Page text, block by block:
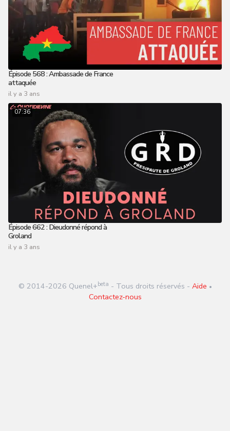
Épisode 568 : Ambassade de France
attaquée
il y a 3 ans
07:36
Épisode 662 : Dieudonné répond à
Groland
il y a 3 ans
© 2014-2026 Quenel+beta - Tous droits réservés - Aide •
Contactez-nous